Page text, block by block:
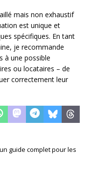
mais non exhaustif
est unique et
spécifiques. En tant
je recommande
à une possible
ou locataires – de
correctement leur
guide complet pour les